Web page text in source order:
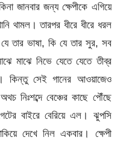
জানবার জন্য ক্ষেপীকে এগিয়ে
থামল। তারপর ধীরে ধীরে ধরল
তার ভাষা, কি যে তার সুর, সব
নিভে যেতে যেতে তীব্র
কিন্তু সেই গানের আওয়াজেও
নিঃশব্দে বেঞ্চের কাছে পৌঁছে
বাইরে বেরিয়ে এল। ঝুপসি
দেখে নিল একবার। ক্ষেপী